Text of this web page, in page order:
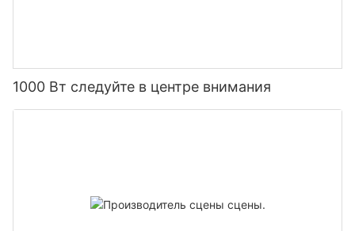
1000 Вт следуйте в центре внимания